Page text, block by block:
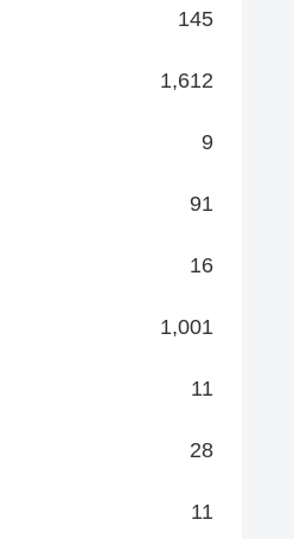
145
1,612
9
91
16
1,001
11
28
11